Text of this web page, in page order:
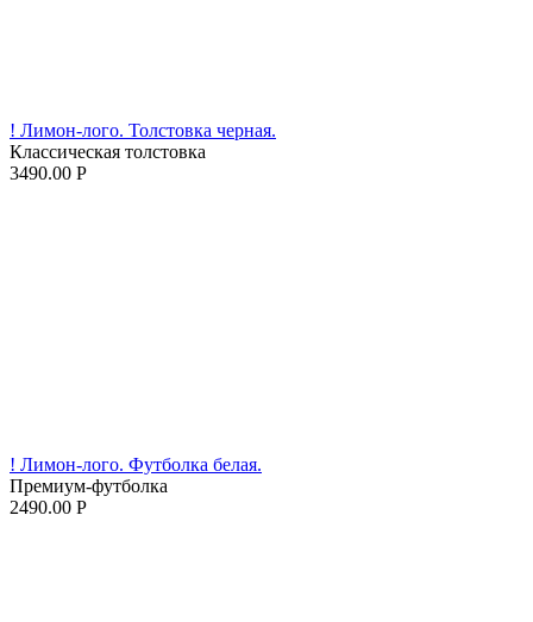
! Лимон-лого. Толстовка черная.
Классическая толстовка
3490.00 Р
! Лимон-лого. Футболка белая.
Премиум-футболка
2490.00 Р